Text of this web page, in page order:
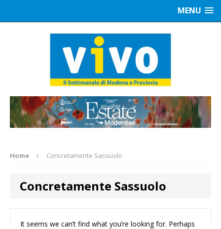
MENU
Home Concretamente Sassuolo
Concretamente Sassuolo
It seems we can’t find what you’re looking for. Perhaps